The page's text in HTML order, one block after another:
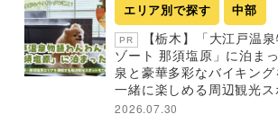
エリア別で探す 中部
PR
【栃木】「大江戸温
ゾート 那須塩原」に泊ま
泉と豪華多彩なバイキン
一緒に楽しめる周辺観光
2026.07.30